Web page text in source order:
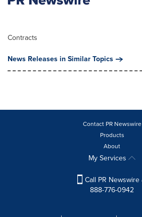
Contracts
News Releases in Similar Topics
Contact PR Newswire
Products
About
My Services
Call PR Newswire
888-776-0942